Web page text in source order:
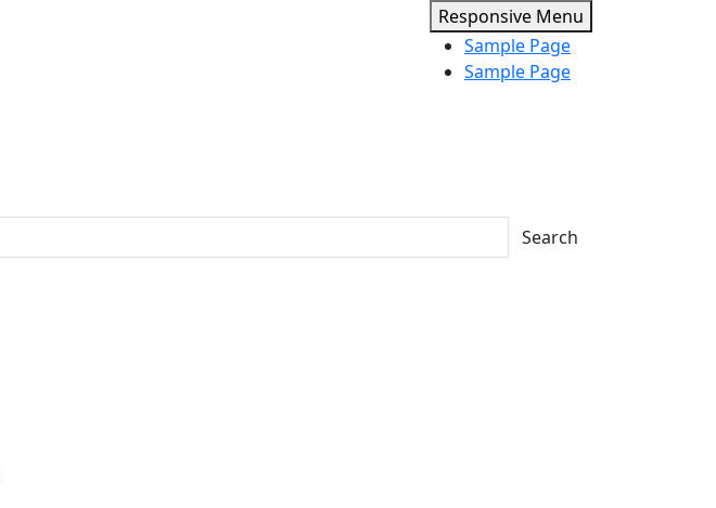
Responsive Menu
Sample Page
Sample Page
Search